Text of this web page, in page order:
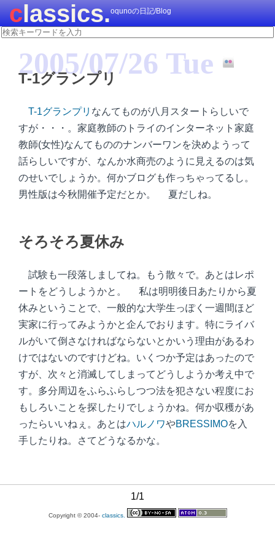
classics.oqunoの日記/Blog
2005/07/26 Tue
T-1グランプリ
T-1グランプリ なんてものが八月スタートらしいで
すが・・・。家庭教師のトライのインターネット家庭
教師(女性)なんてもののナンバーワンを決めようって
話らしいですが、なんか水商売のように見えるのは気
のせいでしょうか。何かブログも作っちゃってるし。
男性版は今秋開催予定だとか。 夏だしね。
そろそろ夏休み
試験も一段落しましてね。もう散々で。あとはレポ
ートをどうしようかと。 私は明明後日あたりから夏
休みということで、一般的な大学生っぽく一週間ほど
実家に行ってみようかと企んでおります。特にライバ
ルがいて倒さなければならないとかいう理由があるわ
けではないのですけどね。いくつか予定はあったので
すが、次々と消滅してしまってどうしようか考え中で
す。多分周辺をふらふらしつつ法を犯さない程度にお
もしろいことを探したりでしょうかね。何か収穫があ
ったらいいねぇ。あとはハルノワやBRESSIMOを入
手したりね。さてどうなるかな。
1/1
Copyright © 2004- classics.